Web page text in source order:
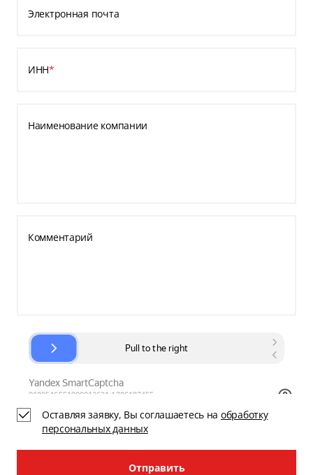
Электронная почта
ИНН*
Наименование компании
Комментарий
Отправить
Оставляя заявку, Вы соглашаетесь на обработку
персональных данных